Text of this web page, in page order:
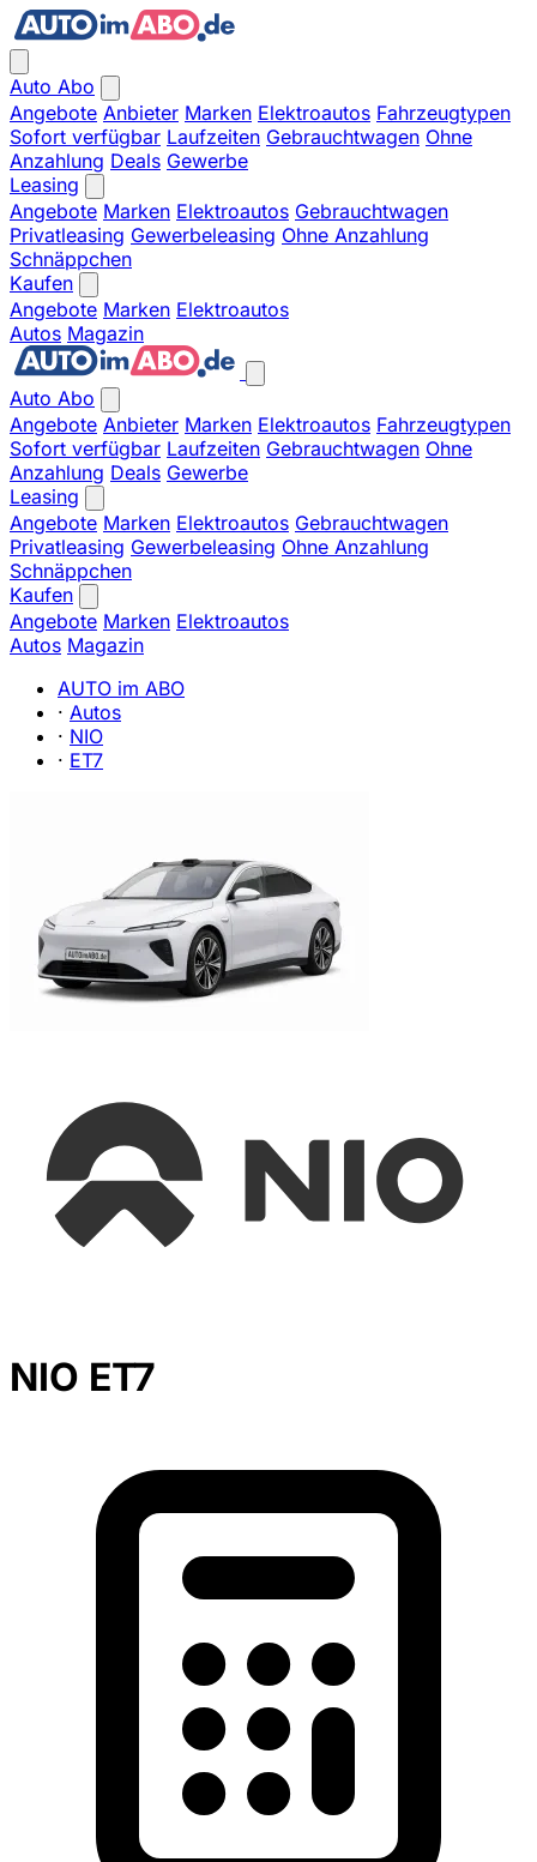
Auto Abo
Angebote Anbieter Marken Elektroautos Fahrzeugtypen
Sofort verfügbar Laufzeiten Gebrauchtwagen Ohne
Anzahlung Deals Gewerbe
Leasing
Angebote Marken Elektroautos Gebrauchtwagen
Privatleasing Gewerbeleasing Ohne Anzahlung
Schnäppchen
Kaufen
Angebote Marken Elektroautos
Autos Magazin
Auto Abo
Angebote Anbieter Marken Elektroautos Fahrzeugtypen
Sofort verfügbar Laufzeiten Gebrauchtwagen Ohne
Anzahlung Deals Gewerbe
Leasing
Angebote Marken Elektroautos Gebrauchtwagen
Privatleasing Gewerbeleasing Ohne Anzahlung
Schnäppchen
Kaufen
Angebote Marken Elektroautos
Autos Magazin
AUTO im ABO
· Autos
· NIO
· ET7
NIO ET7